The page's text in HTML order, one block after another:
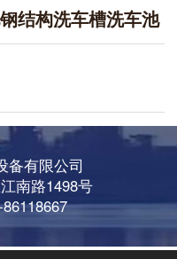
结构洗车槽洗车池
备有限公司
南路1498号